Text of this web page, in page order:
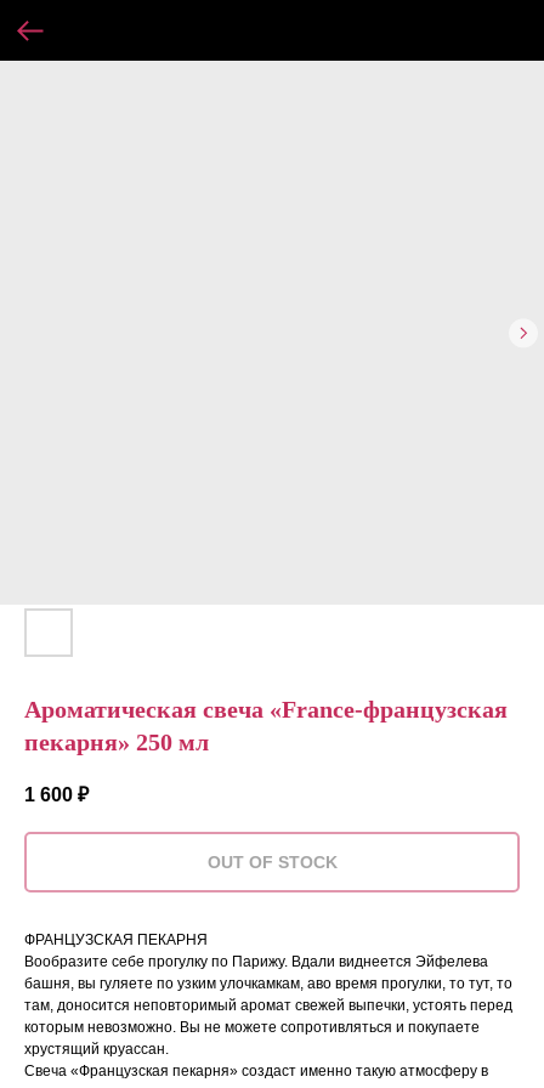
Ароматическая свеча «France-французская
пекарня» 250 мл
1 600 ₽
OUT OF STOCK
ФРАНЦУЗСКАЯ ПЕКАРНЯ
Вообразите себе прогулку по Парижу. Вдали виднеется Эйфелева
башня, вы гуляете по узким улочкамкам, аво время прогулки, то тут, то
там, доносится неповторимый аромат свежей выпечки, устоять перед
которым невозможно. Вы не можете сопротивляться и покупаете
хрустящий круассан.
Свеча «Французская пекарня» создаст именно такую атмосферу в